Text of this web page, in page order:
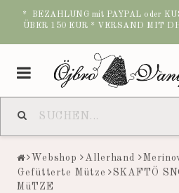
* BEZAHLUNG mit PAYPAL oder
ÜBER 150 EUR * VERSAND MIT
Toggle
navigation
Webshop Allerhand
Gefütterte Mütze
SKAFTÖ
MüTZE